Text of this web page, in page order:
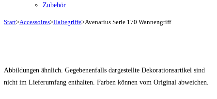
Zubehör
Start>Accessoires>Haltegriffe>Avenarius Serie 170 Wannengriff
Abbildungen ähnlich. Gegebenenfalls dargestellte Dekorationsartikel sind
nicht im Lieferumfang enthalten. Farben können vom Original abweichen.